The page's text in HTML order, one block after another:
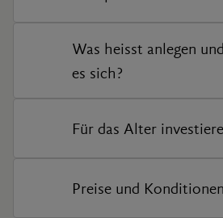
Was heisst anlegen
es sich?
Für das Alter
Preise und